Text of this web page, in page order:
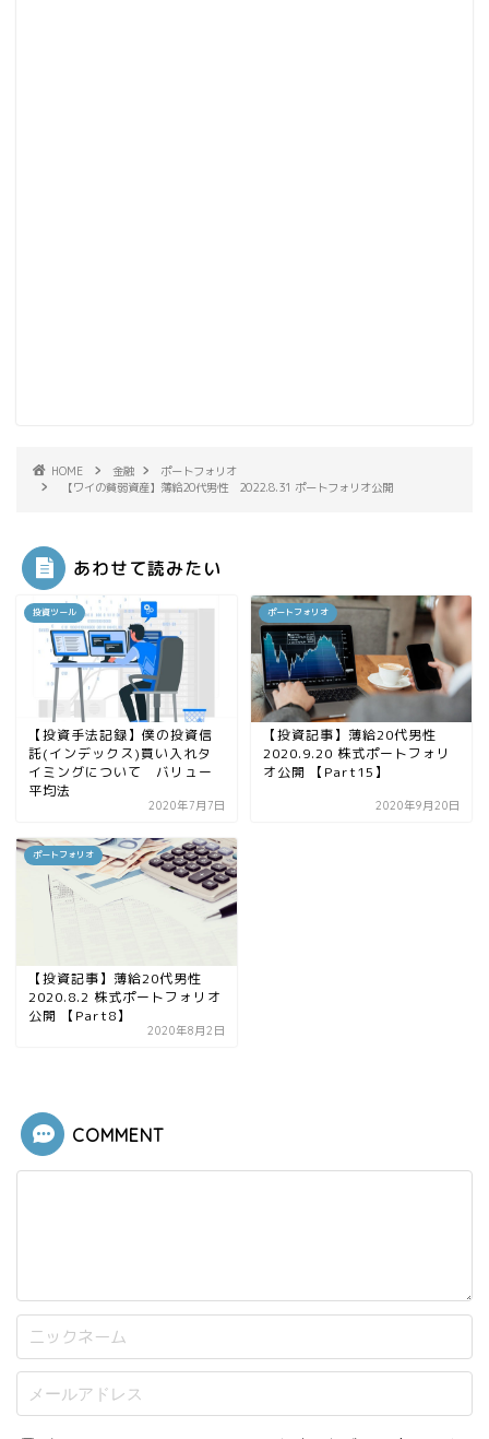
HOME 金融
ポートフォリオ
【ワイの貧弱資産】薄給20代男性 2022.8.31 ポートフォリオ公開
あわせて読みたい
投資ツール
【投資手法記録】僕の投資信
託(インデックス)買い入れタ
イミングについて バリュー
平均法
2020年7月7日
ポートフォリオ
【投資記事】薄給20代男性
2020.9.20 株式ポートフォリ
オ公開 【Part15】
2020年9月20日
ポートフォリオ
【投資記事】薄給20代男性
2020.8.2 株式ポートフォリオ
公開 【Part8】
2020年8月2日
COMMENT